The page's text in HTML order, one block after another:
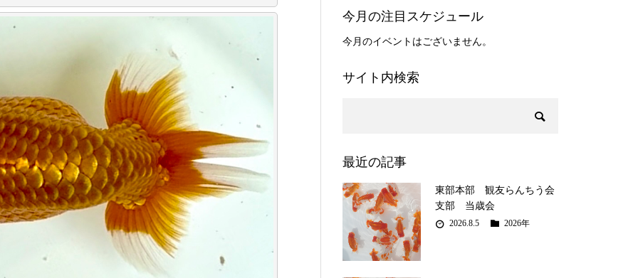
今月の注目スケジュール
今月のイベントはございません。
サイト内検索
最近の記事
東部本部 観友らんちう会
支部 当歳会
2026.8.5 2026年